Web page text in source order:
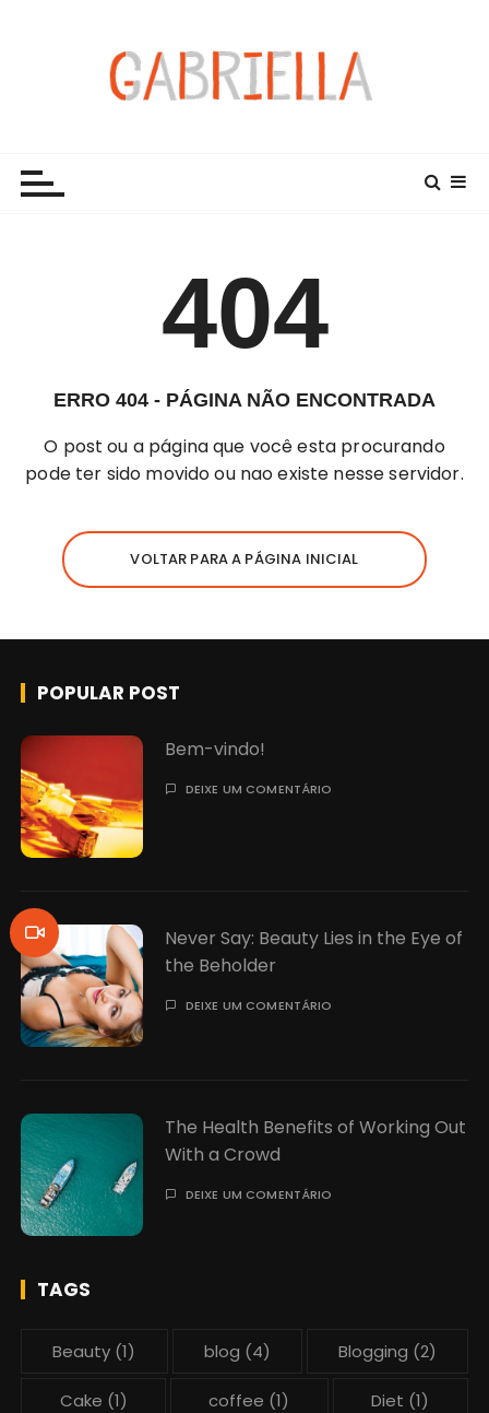
404
ERRO 404 - PÁGINA NÃO ENCONTRADA
O post ou a página que você esta procurando
pode ter sido movido ou nao existe nesse servidor.
VOLTAR PARA A PÁGINA INICIAL
POPULAR POST
Bem-vindo!
DEIXE UM COMENTÁRIO
Never Say: Beauty Lies in the Eye of
the Beholder
DEIXE UM COMENTÁRIO
The Health Benefits of Working Out
With a Crowd
DEIXE UM COMENTÁRIO
TAGS
Beauty (1) blog (4) Blogging (2)
Cake (1) coffee (1) Diet (1)